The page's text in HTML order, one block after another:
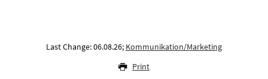
Last Change: 06.08.26; Kommunikation/Marketing
Print